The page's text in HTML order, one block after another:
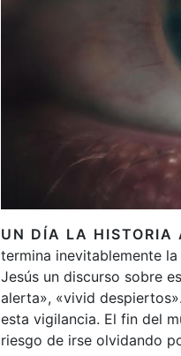
UN DÍA LA HISTORIA
termina inevitablemente
Jesús un discurso sobre
alerta», «vivid
esta vigilancia. El fin del
riesgo de irse olvidando